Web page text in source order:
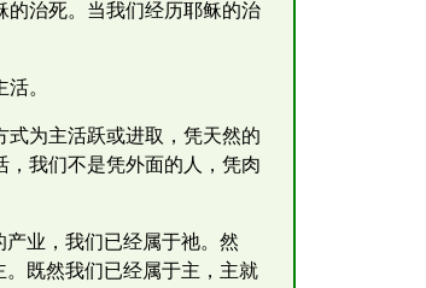
的治死。当我们经历耶稣的治
。
为主活跃或进取，凭天然的
我们不是凭外面的人，凭肉
业，我们已经属于祂。然
既然我们已经属于主，主就